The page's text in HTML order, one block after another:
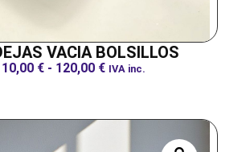
VACIA BOLSILLOS
€ - 120,00 € IVA inc.